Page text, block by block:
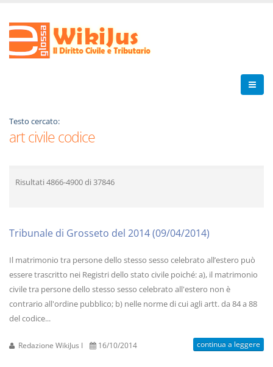
Testo cercato:
art civile codice
Risultati 4866-4900di 37846
Tribunale di Grosseto del 2014 (09/04/2014)
Il matrimonio tra persone dello stesso sesso celebrato all’estero può
essere trascritto nei Registri dello stato civile poiché: a), il matrimonio
civile tra persone dello stesso sesso celebrato all'estero non è
contrario all'ordine pubblico; b) nelle norme di cui agli artt. da 84 a 88
del codice...
Redazione WikiJus I 16/10/2014 continua a leggere